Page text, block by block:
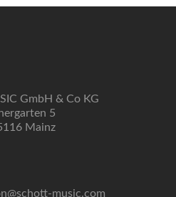
GmbH & Co KG
5
Mainz
music.com